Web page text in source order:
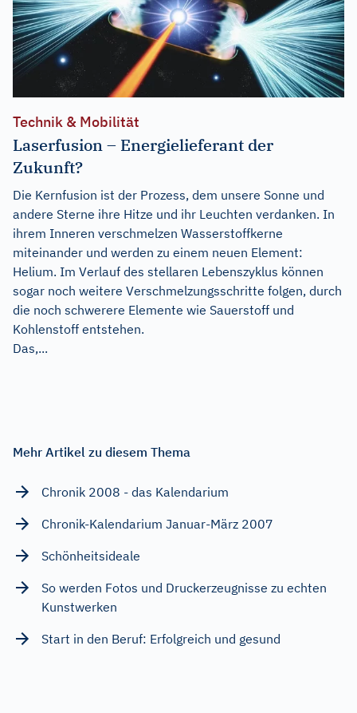
Technik & Mobilität
Laserfusion – Energielieferant der
Zukunft?
Die Kernfusion ist der Prozess, dem unsere Sonne und
andere Sterne ihre Hitze und ihr Leuchten verdanken. In
ihrem Inneren verschmelzen Wasserstoffkerne
miteinander und werden zu einem neuen Element:
Helium. Im Verlauf des stellaren Lebenszyklus können
sogar noch weitere Verschmelzungsschritte folgen, durch
die noch schwerere Elemente wie Sauerstoff und
Kohlenstoff entstehen.
Das,...
Mehr Artikel zu diesem Thema
Chronik 2008 - das Kalendarium
Chronik-Kalendarium Januar-März 2007
Schönheitsideale
So werden Fotos und Druckerzeugnisse zu echten
Kunstwerken
Start in den Beruf: Erfolgreich und gesund